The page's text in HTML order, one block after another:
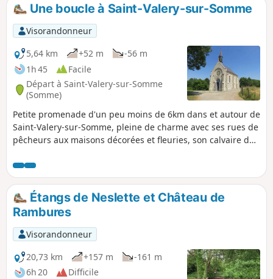
Une boucle à Saint-Valery-sur-Somme
Visorandonneur
5,64 km
+52 m
-56 m
1h 45
Facile
Départ à Saint-Valery-sur-Somme
(Somme)
Petite promenade d'un peu moins de 6km dans et autour de
Saint-Valery-sur-Somme, pleine de charme avec ses rues de
pêcheurs aux maisons décorées et fleuries, son calvaire des
long de la Somme ainsi que sa Chapelle Saint-Valery dite
des Marins, sans oublier son histoire avec la Porte Jeanne
d'Arc et de nombreux points de vues sur la baie de Somme
Étangs de Neslette et Château de
Rambures
Visorandonneur
20,73 km
+157 m
-161 m
6h 20
Difficile